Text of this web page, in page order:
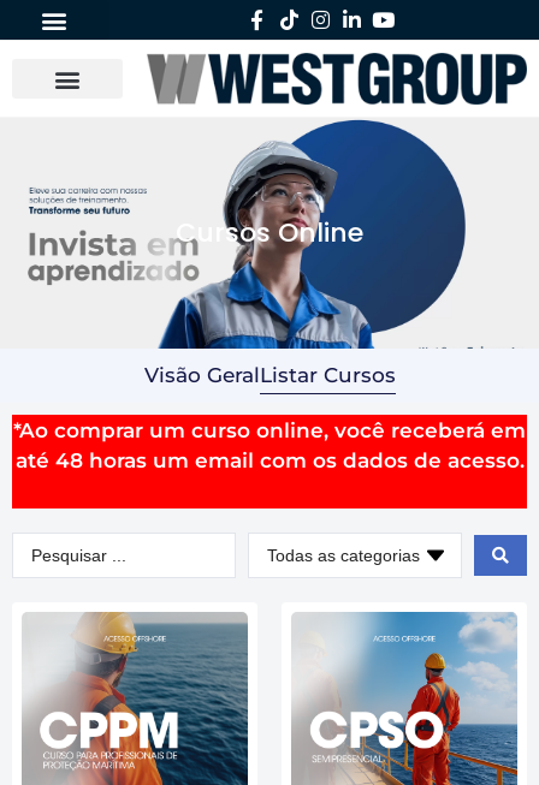
Cursos Online
Visão GeralListar Cursos
*Ao comprar um curso online, você receberá em
até 48 horas um email com os dados de acesso.